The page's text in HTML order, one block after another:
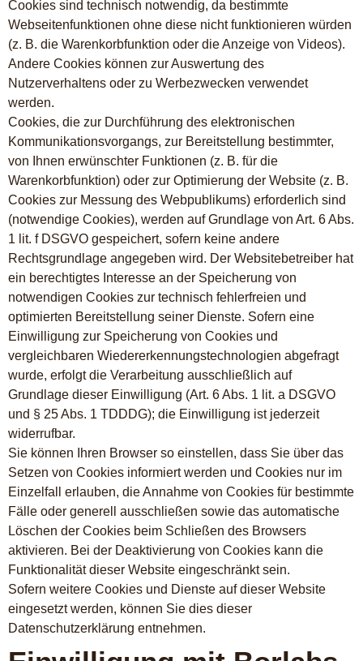
Cookies sind technisch notwendig, da bestimmte
Webseitenfunktionen ohne diese nicht funktionieren würden
(z. B. die Warenkorbfunktion oder die Anzeige von Videos).
Andere Cookies können zur Auswertung des
Nutzerverhaltens oder zu Werbezwecken verwendet
werden.
Cookies, die zur Durchführung des elektronischen
Kommunikationsvorgangs, zur Bereitstellung bestimmter,
von Ihnen erwünschter Funktionen (z. B. für die
Warenkorbfunktion) oder zur Optimierung der Website (z. B.
Cookies zur Messung des Webpublikums) erforderlich sind
(notwendige Cookies), werden auf Grundlage von Art. 6 Abs.
1 lit. f DSGVO gespeichert, sofern keine andere
Rechtsgrundlage angegeben wird. Der Websitebetreiber hat
ein berechtigtes Interesse an der Speicherung von
notwendigen Cookies zur technisch fehlerfreien und
optimierten Bereitstellung seiner Dienste. Sofern eine
Einwilligung zur Speicherung von Cookies und
vergleichbaren Wiedererkennungstechnologien abgefragt
wurde, erfolgt die Verarbeitung ausschließlich auf
Grundlage dieser Einwilligung (Art. 6 Abs. 1 lit. a DSGVO
und § 25 Abs. 1 TDDDG); die Einwilligung ist jederzeit
widerrufbar.
Sie können Ihren Browser so einstellen, dass Sie über das
Setzen von Cookies informiert werden und Cookies nur im
Einzelfall erlauben, die Annahme von Cookies für bestimmte
Fälle oder generell ausschließen sowie das automatische
Löschen der Cookies beim Schließen des Browsers
aktivieren. Bei der Deaktivierung von Cookies kann die
Funktionalität dieser Website eingeschränkt sein.
Sofern weitere Cookies und Dienste auf dieser Website
eingesetzt werden, können Sie dies dieser
Datenschutzerklärung entnehmen.